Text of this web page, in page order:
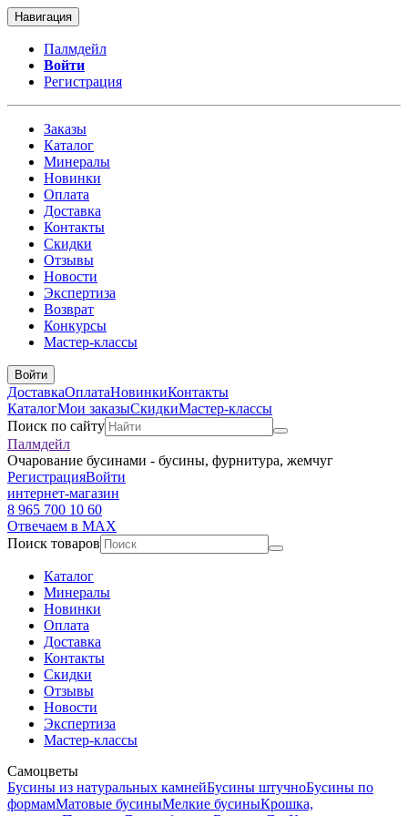
Навигация
Палмдейл
Войти
Регистрация
Заказы
Каталог
Минералы
Новинки
Оплата
Доставка
Контакты
Скидки
Отзывы
Новости
Экспертиза
Возврат
Конкурсы
Мастер-классы
Войти
ДоставкаОплатаНовинкиКонтакты
КаталогМои заказыСкидкиМастер-классы
Поиск по сайту
Палмдейл
Очарование бусинами - бусины, фурнитура, жемчуг
РегистрацияВойти
интернет-магазин
8 965 700 10 60
Отвечаем в MAX
Поиск товаров
Каталог
Минералы
Новинки
Оплата
Доставка
Контакты
Скидки
Отзывы
Новости
Экспертиза
Мастер-классы
Самоцветы
Бусины из натуральных камнейБусины штучноБусины по
формамМатовые бусиныМелкие бусиныКрошка,